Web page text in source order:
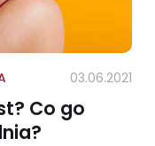
03.06.2021
Co go